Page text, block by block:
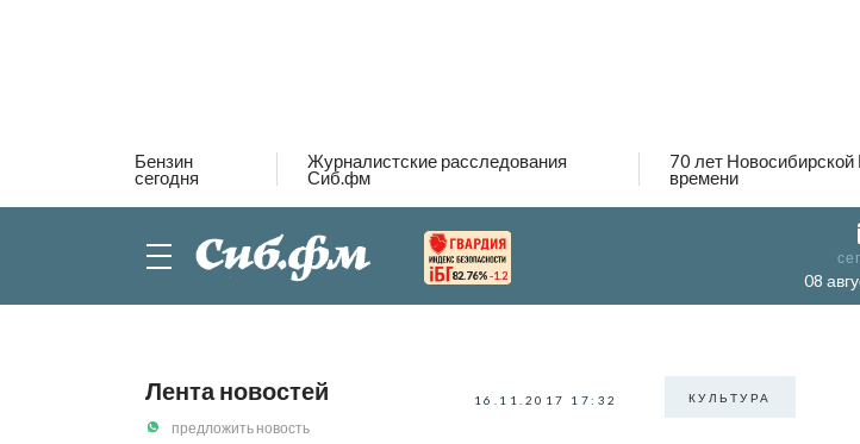
Бензин
сегодня
Журналистские расследования
Сиб.фм
70 лет Новосибирской
времени
82.76% -1.2 08
Лента новостей
предложить новость
16.11.2017 17:32 КУЛЬТУРА